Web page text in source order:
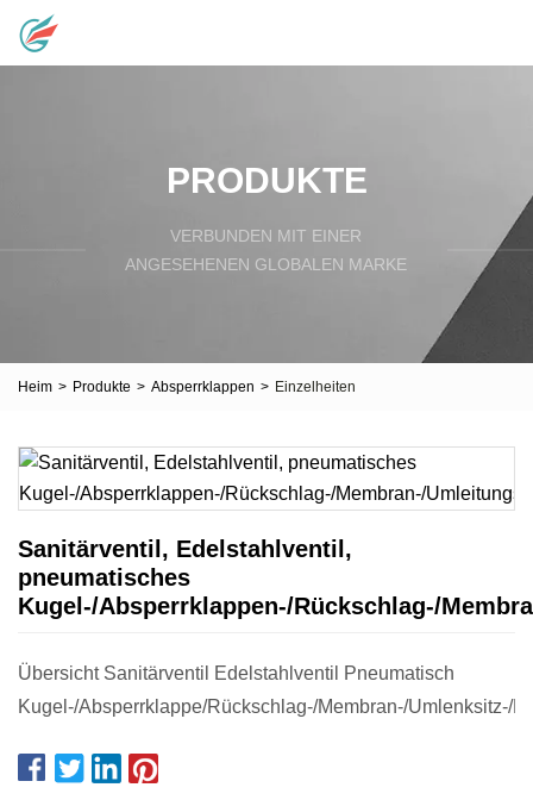
PRODUKTE
VERBUNDEN MIT EINER
ANGESEHENEN GLOBALEN MARKE
Heim > Produkte > Absperrklappen > Einzelheiten
Sanitärventil, Edelstahlventil,
pneumatisches
Kugel-/Absperrklappen-/Rückschlag-/
Übersicht Sanitärventil Edelstahlventil Pneumatisch
Kugel-/Absperrklappe/Rückschlag-/Membran-/Umlenksitz-/